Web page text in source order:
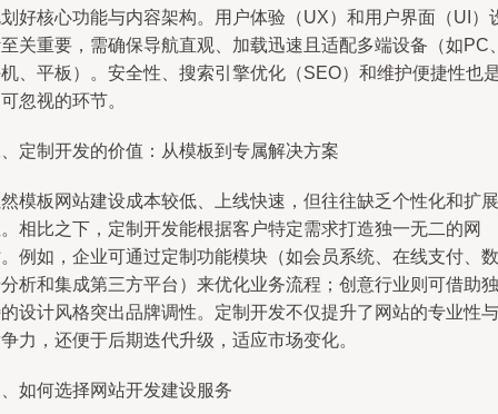
好核心功能与内容架构。用户体验（UX）和用户界面（UI）
关重要，需确保导航直观、加载迅速且适配多端设备（如PC
、平板）。安全性、搜索引擎优化（SEO）和维护便捷性也
忽视的环节。
定制开发的价值：从模板到专属解决方案
模板网站建设成本较低、上线快速，但往往缺乏个性化和扩展
相比之下，定制开发能根据客户特定需求打造独一无二的网
例如，企业可通过定制功能模块（如会员系统、在线支付、数
析和集成第三方平台）来优化业务流程；创意行业则可借助独
设计风格突出品牌调性。定制开发不仅提升了网站的专业性与
力，还便于后期迭代升级，适应市场变化。
如何选择网站开发建设服务